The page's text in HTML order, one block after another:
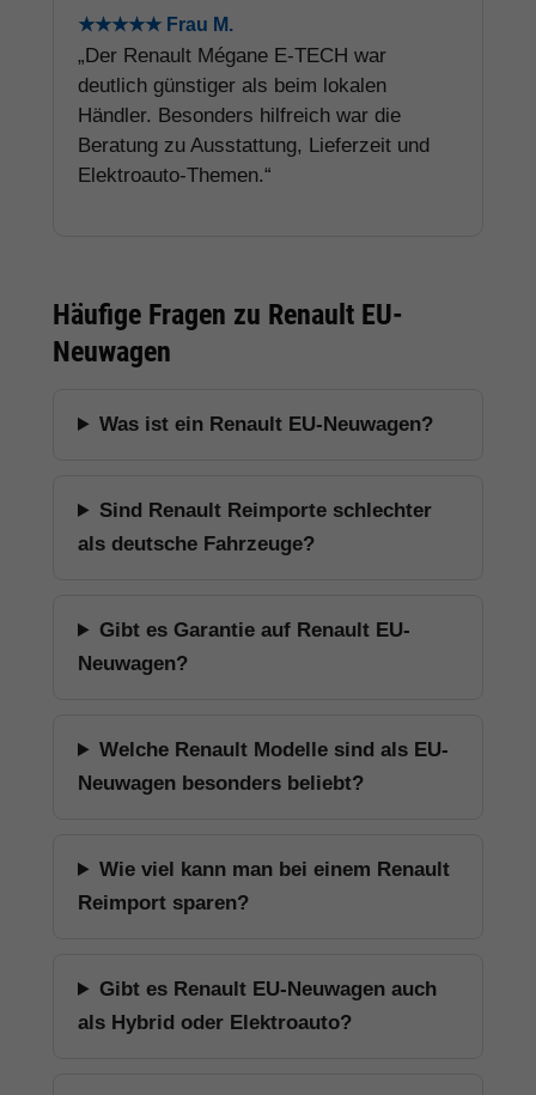
★★★★★ Frau M.
„Der Renault Mégane E-TECH war
deutlich günstiger als beim lokalen
Händler. Besonders hilfreich war die
Beratung zu Ausstattung, Lieferzeit und
Elektroauto-Themen.“
Häufige Fragen zu Renault EU-
Neuwagen
Was ist ein Renault EU-Neuwagen?
Sind Renault Reimporte schlechter
als deutsche Fahrzeuge?
Gibt es Garantie auf Renault EU-
Neuwagen?
Welche Renault Modelle sind als EU-
Neuwagen besonders beliebt?
Wie viel kann man bei einem Renault
Reimport sparen?
Gibt es Renault EU-Neuwagen auch
als Hybrid oder Elektroauto?